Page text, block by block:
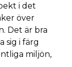
i det
över
Det är bra
sig i färg
miljön,